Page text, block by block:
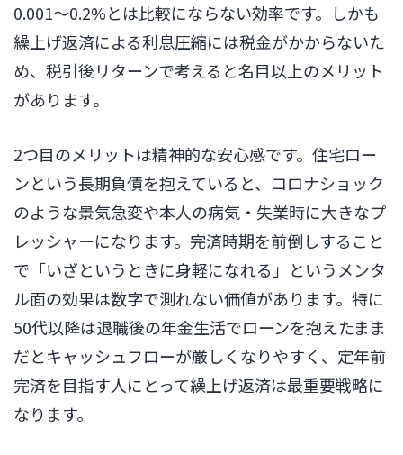
0.001〜0.2%とは比較にならない効率です。しかも
繰上げ返済による利息圧縮には税金がかからないた
め、税引後リターンで考えると名目以上のメリット
があります。
2つ目のメリットは精神的な安心感です。住宅ロー
ンという長期負債を抱えていると、コロナショック
のような景気急変や本人の病気・失業時に大きなプ
レッシャーになります。完済時期を前倒しすること
で「いざというときに身軽になれる」というメンタ
ル面の効果は数字で測れない価値があります。特に
50代以降は退職後の年金生活でローンを抱えたまま
だとキャッシュフローが厳しくなりやすく、定年前
完済を目指す人にとって繰上げ返済は最重要戦略に
なります。